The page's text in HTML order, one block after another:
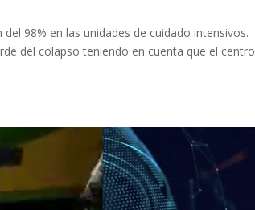
98% en las unidades de cuidado intensivos.
del colapso teniendo en cuenta que el centro